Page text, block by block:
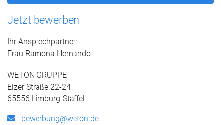
Jetzt bewerben
Ihr Ansprechpartner:
Frau Ramona Hernando
WETON GRUPPE
Elzer Straße 22-24
65556 Limburg-Staffel
bewerbung@weton.de